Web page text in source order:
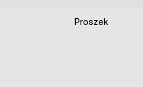
Proszek